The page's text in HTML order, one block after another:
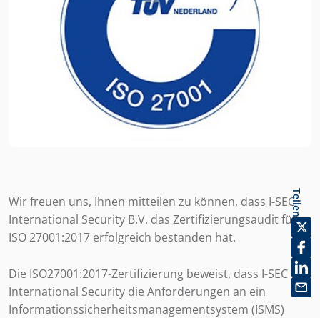
Wir freuen uns, Ihnen mitteilen zu können, dass I-SEC
International Security B.V. das Zertifizierungsaudit für
ISO 27001:2017 erfolgreich bestanden hat.
Die ISO27001:2017-Zertifizierung beweist, dass I-SEC
International Security die Anforderungen an ein
Informationssicherheitsmanagementsystem (ISMS)
Teilen